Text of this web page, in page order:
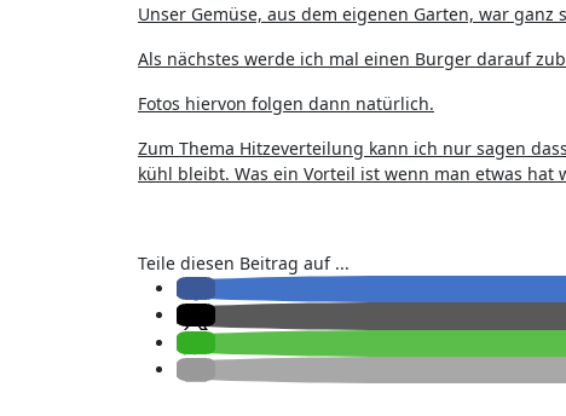
Unser Gemüse, aus dem eigenen Garten, war ganz
Als nächstes werde ich mal einen Burger darauf
Fotos hiervon folgen dann natürlich.
Zum Thema Hitzeverteilung kann ich nur sagen
kühl bleibt. Was ein Vorteil ist wenn man etwas hat
Teile diesen Beitrag auf ...